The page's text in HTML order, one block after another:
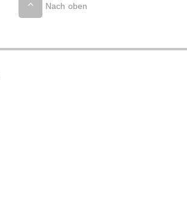
Nach oben